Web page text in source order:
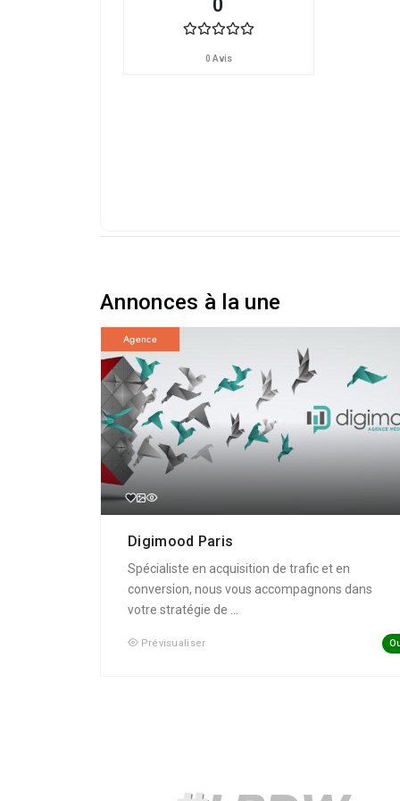
0
0 Avis
Annonces à la une
Agence
Digimood Paris
Spécialiste en acquisition de trafic et en
conversion, nous vous accompagnons dans
votre stratégie de ...
Prévisualiser